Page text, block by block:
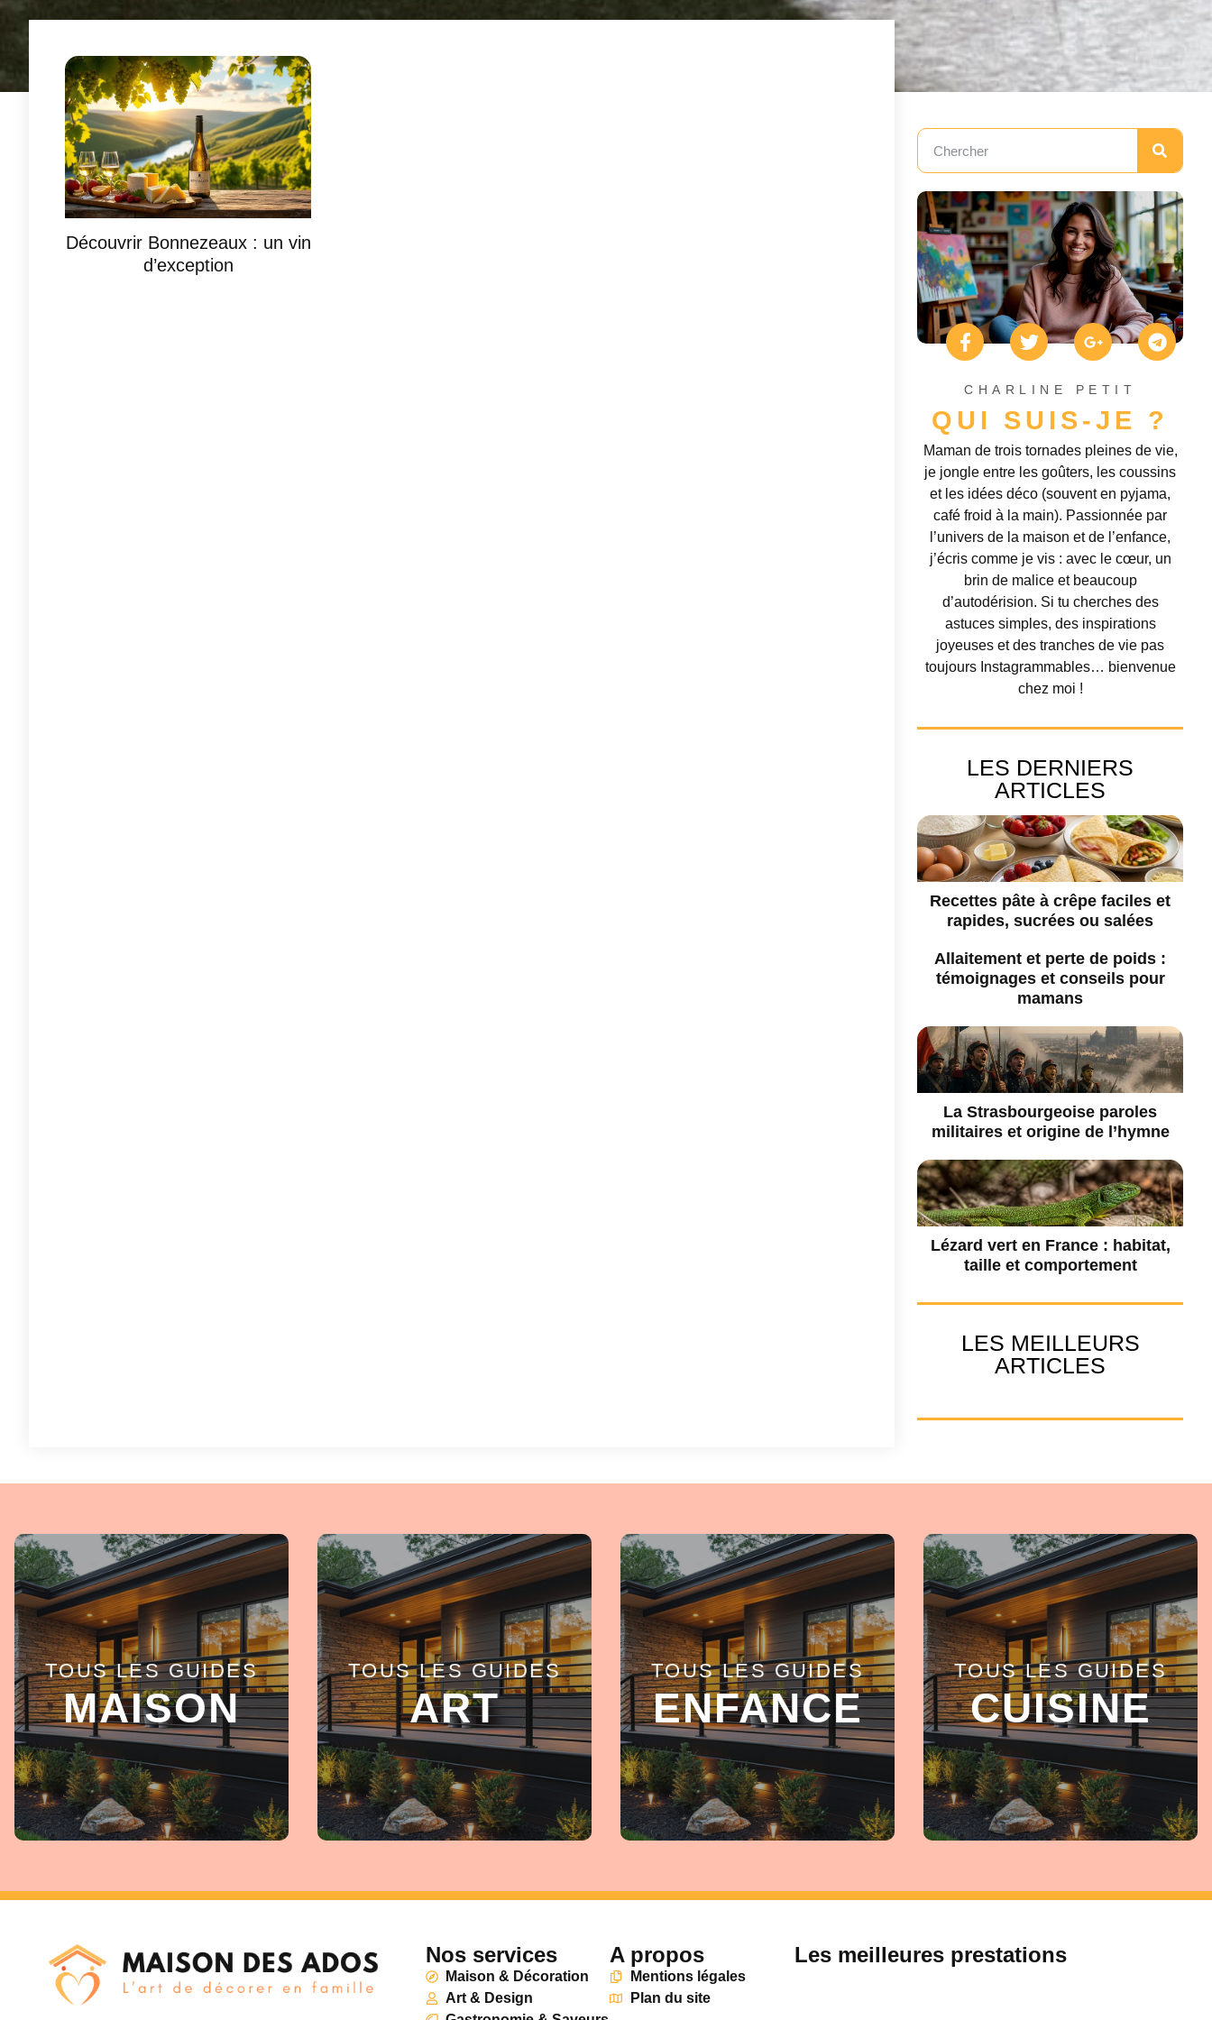
Découvrir Bonnezeaux : un vin
d’exception
CHARLINE PETIT
QUI SUIS-JE ?
Maman de trois tornades pleines de vie,
je jongle entre les goûters, les coussins
et les idées déco (souvent en pyjama,
café froid à la main). Passionnée par
l’univers de la maison et de l’enfance,
j’écris comme je vis : avec le cœur, un
brin de malice et beaucoup
d’autodérision. Si tu cherches des
astuces simples, des inspirations
joyeuses et des tranches de vie pas
toujours Instagrammables… bienvenue
chez moi !
LES DERNIERS
ARTICLES
Recettes pâte à crêpe faciles et
rapides, sucrées ou salées
Allaitement et perte de poids :
témoignages et conseils pour
mamans
La Strasbourgeoise paroles
militaires et origine de l’hymne
Lézard vert en France : habitat,
taille et comportement
LES MEILLEURS
ARTICLES
TOUS LES GUIDES
MAISON
EN SAVOIR +
TOUS LES GUIDES
ART
EN SAVOIR +
TOUS LES GUIDES
ENFANCE
EN SAVOIR +
TOUS LES GUIDES
CUISINE
EN SAVOIR +
Nos services
Maison & Décoration
Art & Design
A propos
Mentions légales
Plan du site
Les meilleures prestations